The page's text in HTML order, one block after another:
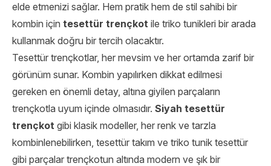
elde etmenizi sağlar. Hem pratik hem de stil sahibi bir
kombin için tesettür trençkot ile triko tunikleri bir arada
kullanmak doğru bir tercih olacaktır.
Tesettür trençkotlar, her mevsim ve her ortamda zarif bir
görünüm sunar. Kombin yapılırken dikkat edilmesi
gereken en önemli detay, altına giyilen parçaların
trençkotla uyum içinde olmasıdır. Siyah tesettür
trençkot gibi klasik modeller, her renk ve tarzla
kombinlenebilirken, tesettür takım ve triko tunik tesettür
gibi parçalar trençkotun altında modern ve şık bir